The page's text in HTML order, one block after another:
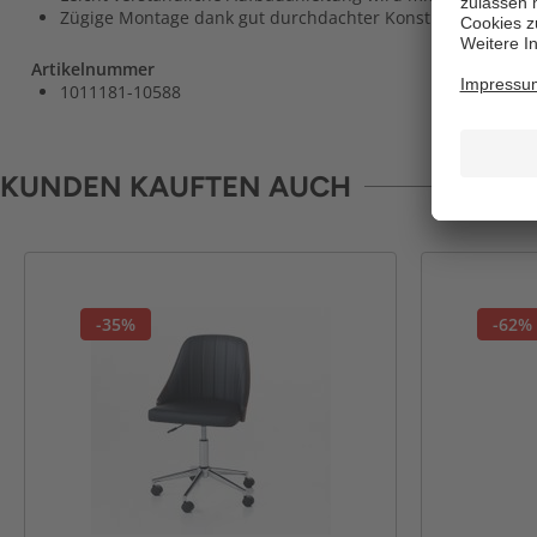
Zügige Montage dank gut durchdachter Konstruktion
Artikelnummer
1011181-10588
KUNDEN KAUFTEN AUCH
-35% -62%